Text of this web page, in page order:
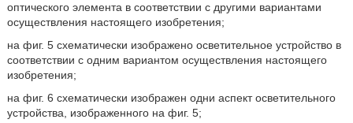
оптического элемента в соответствии с другими вариантами
осуществления настоящего изобретения;
на фиг. 5 схематически изображено осветительное устройство в
соответствии с одним вариантом осуществления настоящего
изобретения;
на фиг. 6 схематически изображен одни аспект осветительного
устройства, изображенного на фиг. 5;